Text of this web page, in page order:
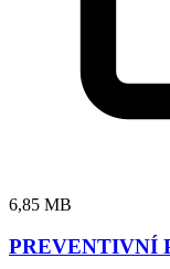
6,85 MB
PREVENTIVNÍ